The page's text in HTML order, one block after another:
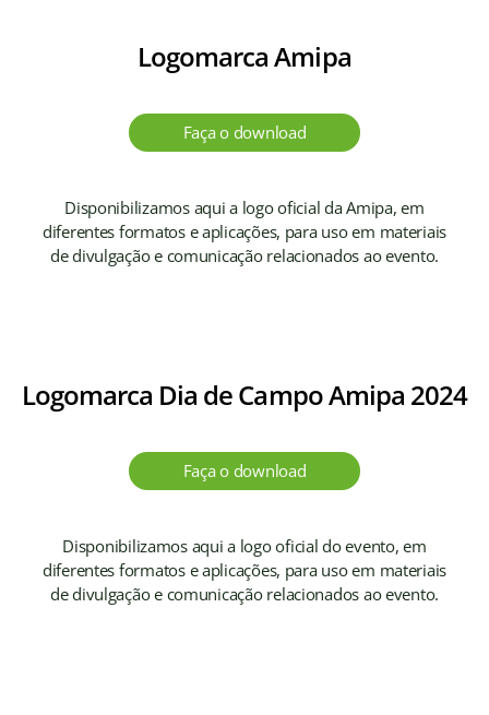
Logomarca Amipa
Faça o download
Disponibilizamos aqui a logo oficial da Amipa, em
diferentes formatos e aplicações, para uso em materiais
de divulgação e comunicação relacionados ao evento.
Logomarca Dia de Campo Amipa 2024
Faça o download
Disponibilizamos aqui a logo oficial do evento, em
diferentes formatos e aplicações, para uso em materiais
de divulgação e comunicação relacionados ao evento.